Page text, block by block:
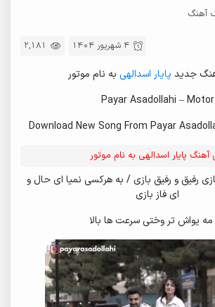
آهنگ
2,181 4 شهریور 1404
جدید پایار اسدالهی به نام موتور
Payar Asadollahi – Motor
Download New Song From Payar
پایار اسدالهی به نام موتور
رفیق و رفیق بازی / به هرکسی نمیا ای حال و
ای فاز بازی
مه یواش تر وختی سرعت ها بالا